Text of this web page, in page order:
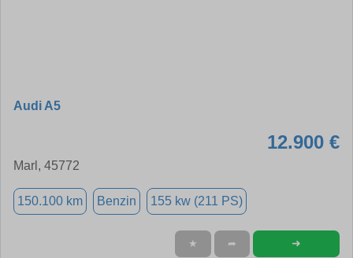
Audi A5
12.900 €
Marl, 45772
150.100 km Benzin 155 kw (211 PS)
★ ➦ ➜